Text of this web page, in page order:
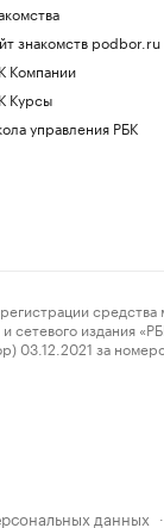
знакомств podbor.ru
Компании
Курсы
управления РБК
средства
издания
03.12.2021 за
данных ·